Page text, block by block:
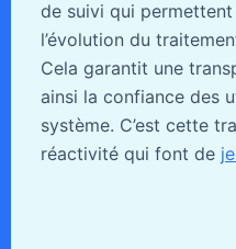
de suivi qui
l’évolution du
Cela garantit une
ainsi la confiance des
système. C’est cette
réactivité qui font de